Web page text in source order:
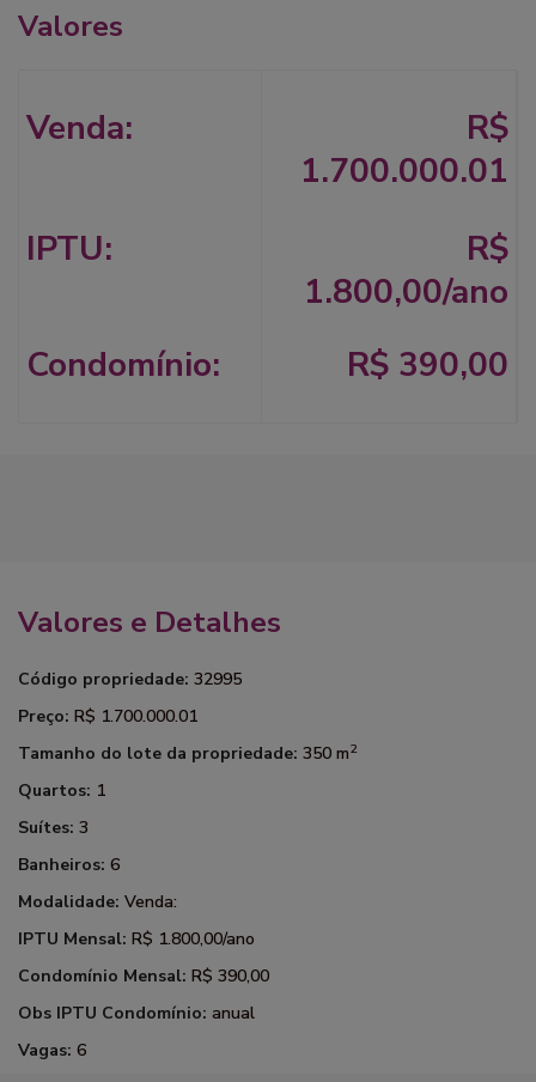
Valores
Venda:
R$
1.700.000.01
IPTU:
R$
1.800,00/ano
Condomínio:
R$ 390,00
Valores e Detalhes
Código propriedade: 32995
Preço: R$ 1.700.000.01
Tamanho do lote da propriedade: 350 m2
Quartos: 1
Suítes: 3
Banheiros: 6
Modalidade: Venda:
IPTU Mensal: R$ 1.800,00/ano
Condomínio Mensal: R$ 390,00
Obs IPTU Condomínio: anual
Vagas: 6